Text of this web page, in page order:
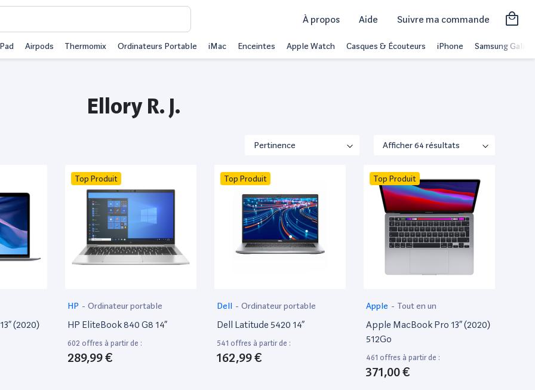
À propos Aide Suivre ma commande
Airpods Thermomix Ordinateurs Portable iMac Enceintes Apple Watch Casques & Écouteurs iPhone Samsung Galaxy
Ellory R. J.
(2020)
Top Produit
HP - Ordinateur portable
HP EliteBook 840 G8 14”
602 offres à partir de :
289,99 €
Top Produit
Dell - Ordinateur portable
Dell Latitude 5420 14”
541 offres à partir de :
162,99 €
Top Produit
Apple - Tout en un
Apple MacBook Pro 13” (2020)
512Go
461 offres à partir de :
371,00 €